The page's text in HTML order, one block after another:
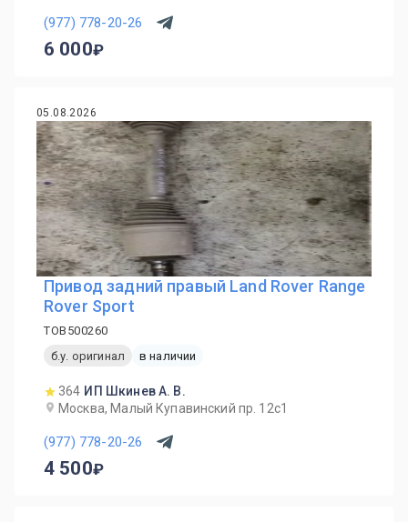
(977) 778-20-26
6 000
05.08.2026
Привод задний правый Land Rover Range
Rover Sport
TOB500260
б.у. оригинал
в наличии
364 ИП Шкинев А. В.
Москва, Малый Купавинский пр. 12с1
(977) 778-20-26
4 500